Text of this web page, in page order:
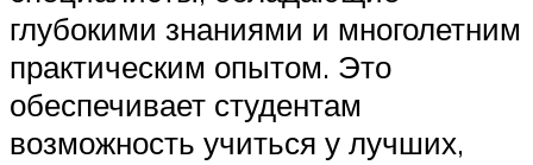
глубокими знаниями и многолетним
практическим опытом. Это
обеспечивает студентам
возможность учиться у лучших,